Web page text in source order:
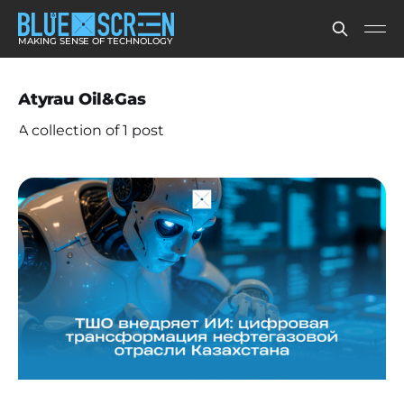
MAKING SENSE OF TECHNOLOGY
Atyrau Oil&Gas
A collection of 1 post